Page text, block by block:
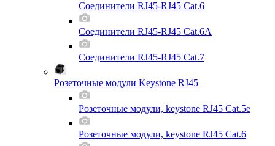
Соединители RJ45-RJ45 Cat.6
Соединители RJ45-RJ45 Cat.6A
Соединители RJ45-RJ45 Cat.7
Розеточные модули Keystone RJ45
Розеточные модули, keystone RJ45 Cat.5e
Розеточные модули, keystone RJ45 Cat.6